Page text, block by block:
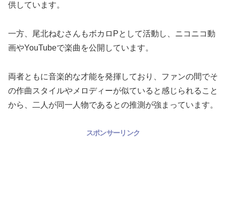
供しています。
一方、尾北ねむさんもボカロPとして活動し、ニコニコ動
画やYouTubeで楽曲を公開しています。
両者ともに音楽的な才能を発揮しており、ファンの間でそ
の作曲スタイルやメロディーが似ていると感じられること
から、二人が同一人物であるとの推測が強まっています。
スポンサーリンク